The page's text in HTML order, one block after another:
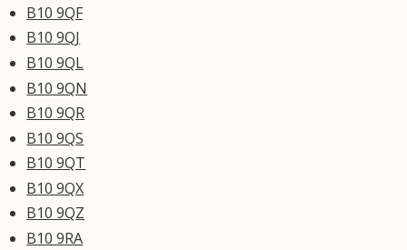
B10 9QF
B10 9QJ
B10 9QL
B10 9QN
B10 9QR
B10 9QS
B10 9QT
B10 9QX
B10 9QZ
B10 9RA